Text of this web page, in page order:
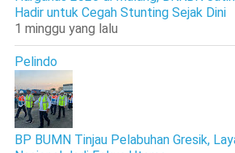
Hadir untuk Cegah Stunting Sejak Dini
1 minggu yang lalu
Pelindo
BP BUMN Tinjau Pelabuhan Gresik,